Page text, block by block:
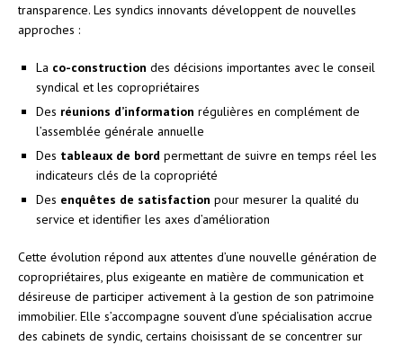
transparence. Les syndics innovants développent de nouvelles
approches :
La co-construction des décisions importantes avec le conseil
syndical et les copropriétaires
Des réunions d’information régulières en complément de
l’assemblée générale annuelle
Des tableaux de bord permettant de suivre en temps réel les
indicateurs clés de la copropriété
Des enquêtes de satisfaction pour mesurer la qualité du
service et identifier les axes d’amélioration
Cette évolution répond aux attentes d’une nouvelle génération de
copropriétaires, plus exigeante en matière de communication et
désireuse de participer activement à la gestion de son patrimoine
immobilier. Elle s’accompagne souvent d’une spécialisation accrue
des cabinets de syndic, certains choisissant de se concentrer sur